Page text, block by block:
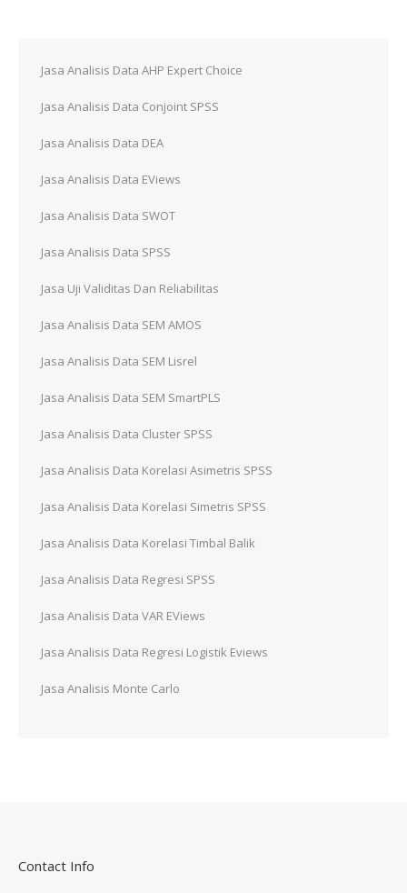
Jasa Analisis Data AHP Expert Choice
Jasa Analisis Data Conjoint SPSS
Jasa Analisis Data DEA
Jasa Analisis Data EViews
Jasa Analisis Data SWOT
Jasa Analisis Data SPSS
Jasa Uji Validitas Dan Reliabilitas
Jasa Analisis Data SEM AMOS
Jasa Analisis Data SEM Lisrel
Jasa Analisis Data SEM SmartPLS
Jasa Analisis Data Cluster SPSS
Jasa Analisis Data Korelasi Asimetris SPSS
Jasa Analisis Data Korelasi Simetris SPSS
Jasa Analisis Data Korelasi Timbal Balik
Jasa Analisis Data Regresi SPSS
Jasa Analisis Data VAR EViews
Jasa Analisis Data Regresi Logistik Eviews
Jasa Analisis Monte Carlo
Contact Info